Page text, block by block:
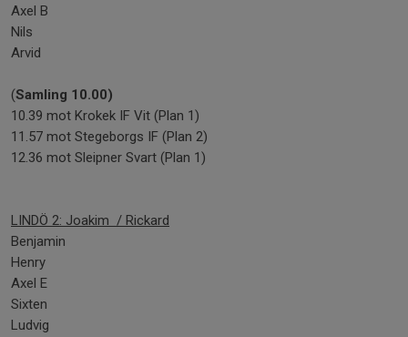
Axel B
Nils
Arvid
(Samling 10.00)
10.39 mot Krokek IF Vit (Plan 1)
11.57 mot Stegeborgs IF (Plan 2)
12.36 mot Sleipner Svart (Plan 1)
LINDÖ 2: Joakim / Rickard
Benjamin
Henry
Axel E
Sixten
Ludvig